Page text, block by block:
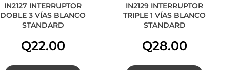
IN2127 INTERRUPTOR
DOBLE 3 VÍAS BLANCO
STANDARD
Q22.00
IN2129 INTERRUPTOR
TRIPLE 1 VÍAS BLANCO
STANDARD
Q28.00